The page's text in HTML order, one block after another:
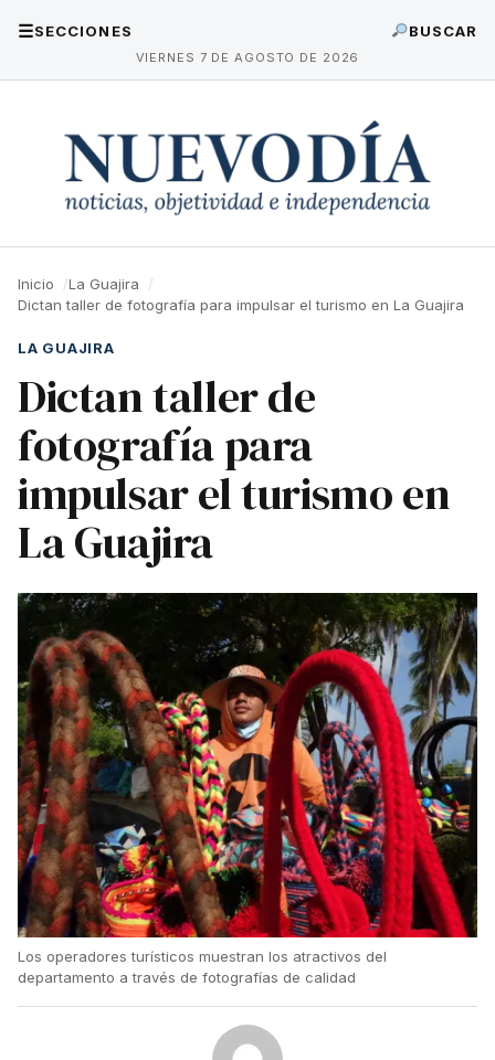
☰SECCIONES
VIERNES 7 DE AGOSTO DE 2026
BUSCAR
Inicio
La Guajira
Dictan taller de fotografía para impulsar el turismo en La Guajira
LA GUAJIRA
Dictan taller de
fotografía para
impulsar el turismo en
La Guajira
Los operadores turísticos muestran los atractivos del
departamento a través de fotografías de calidad